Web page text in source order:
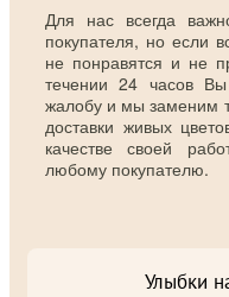
Для нас всегда
покупателя, но если
не понравятся и не
течении 24 часов
жалобу и мы заменим
доставки живых
качестве своей
любому покупателю.
Улыбки